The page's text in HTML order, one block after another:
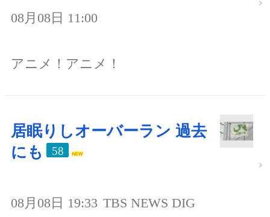
08月08日 11:00
アニメ！アニメ！
居眠りしオーバーラン 過去
にも
58
08月08日 19:33 TBS NEWS DIG